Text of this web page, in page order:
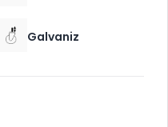
Galvaniz